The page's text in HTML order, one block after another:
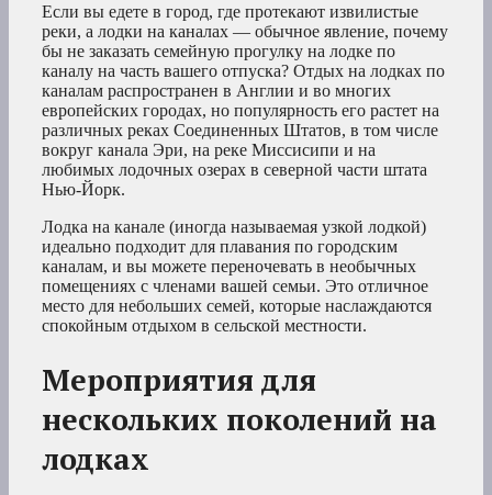
Если вы едете в город, где протекают извилистые
реки, а лодки на каналах — обычное явление, почему
бы не заказать семейную прогулку на лодке по
каналу на часть вашего отпуска? Отдых на лодках по
каналам распространен в Англии и во многих
европейских городах, но популярность его растет на
различных реках Соединенных Штатов, в том числе
вокруг канала Эри, на реке Миссисипи и на
любимых лодочных озерах в северной части штата
Нью-Йорк.
Лодка на канале (иногда называемая узкой лодкой)
идеально подходит для плавания по городским
каналам, и вы можете переночевать в необычных
помещениях с членами вашей семьи. Это отличное
место для небольших семей, которые наслаждаются
спокойным отдыхом в сельской местности.
Мероприятия для
нескольких поколений на
лодках